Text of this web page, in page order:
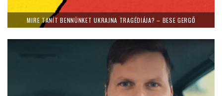
MIRE TANÍT BENNÜNKET UKRAJNA TRAGÉDIÁJA? – BESE GERGŐ